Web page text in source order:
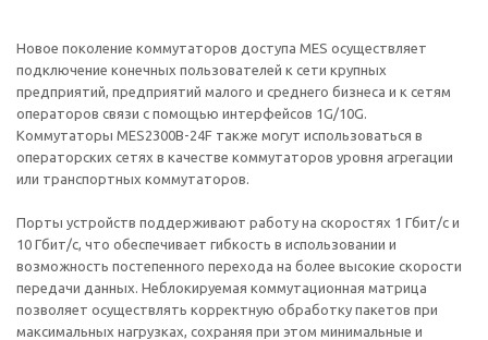
Новое поколение коммутаторов доступа MES осуществляет
подключение конечных пользователей к сети крупных
предприятий, предприятий малого и среднего бизнеса и к сетям
операторов связи с помощью интерфейсов 1G/10G.
Коммутаторы MES2300B-24F также могут использоваться в
операторских сетях в качестве коммутаторов уровня агрегации
или транспортных коммутаторов.
Порты устройств поддерживают работу на скоростях 1 Гбит/с и
10 Гбит/с, что обеспечивает гибкость в использовании и
возможность постепенного перехода на более высокие скорости
передачи данных. Неблокируемая коммутационная матрица
позволяет осуществлять корректную обработку пакетов при
максимальных нагрузках, сохраняя при этом минимальные и